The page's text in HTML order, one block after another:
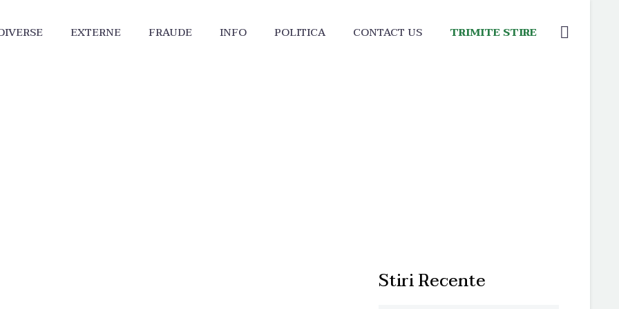
EXTERNE FRAUDE INFO POLITICA CONTACT US TRIMITE STIRE
Stiri Recente